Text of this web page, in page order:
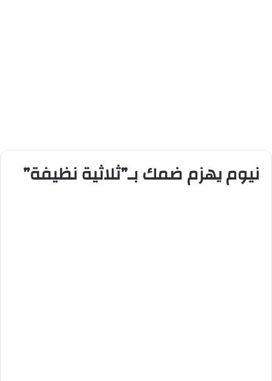
نيوم يهزم ضمك بـ”ثلاثية نظيفة”